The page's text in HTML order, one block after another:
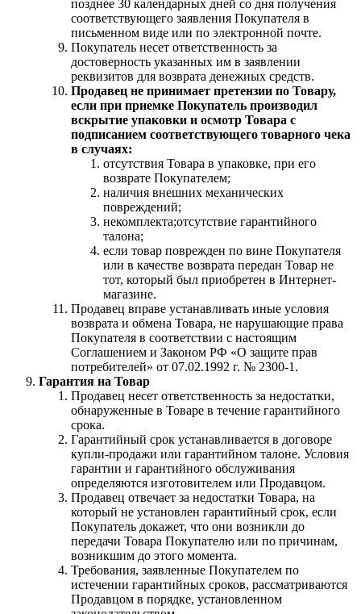
позднее 30 календарных дней со дня получения
соответствующего заявления Покупателя в
письменном виде или по электронной почте.
Покупатель несет ответственность за
достоверность указанных им в заявлении
реквизитов для возврата денежных средств.
Продавец не принимает претензии по Товару,
если при приемке Покупатель производил
вскрытие упаковки и осмотр Товара с
подписанием соответствующего товарного чека
в случаях:
отсутствия Товара в упаковке, при его
возврате Покупателем;
наличия внешних механических
повреждений;
некомплекта;отсутствие гарантийного
талона;
если товар поврежден по вине Покупателя
или в качестве возврата передан Товар не
тот, который был приобретен в Интернет-
магазине.
Продавец вправе устанавливать иные условия
возврата и обмена Товара, не нарушающие права
Покупателя в соответствии с настоящим
Соглашением и Законом РФ «О защите прав
потребителей» от 07.02.1992 г. № 2300-1.
Гарантия на Товар
Продавец несет ответственность за недостатки,
обнаруженные в Товаре в течение гарантийного
срока.
Гарантийный срок устанавливается в договоре
купли-продажи или гарантийном талоне. Условия
гарантии и гарантийного обслуживания
определяются изготовителем или Продавцом.
Продавец отвечает за недостатки Товара, на
который не установлен гарантийный срок, если
Покупатель докажет, что они возникли до
передачи Товара Покупателю или по причинам,
возникшим до этого момента.
Требования, заявленные Покупателем по
истечении гарантийных сроков, рассматриваются
Продавцом в порядке, установленном